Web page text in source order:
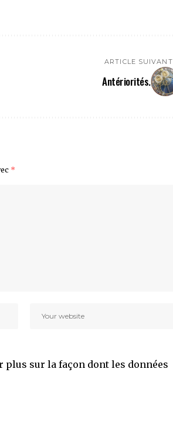
ARTICLE SUIVANT
Antériorités.
*
plus sur la façon dont les données